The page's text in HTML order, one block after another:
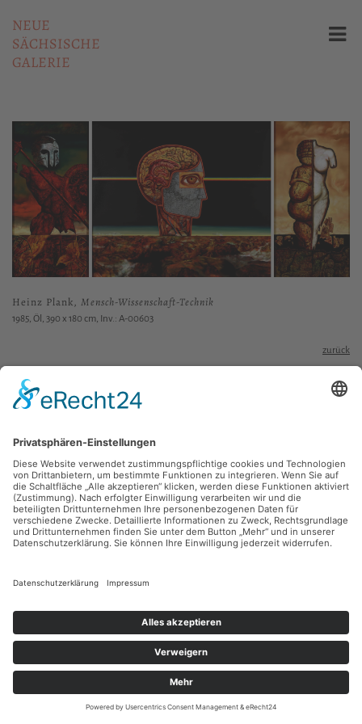
NEUE
SÄCHSISCHE
GALERIE
Heinz Plank, Mensch-Wissenschaft-Technik
1985, Öl, 390 x 180 cm, Inv.: A-00603
zurück
Sie haben Fragen?
Bitte schreiben Sie an sammlung@kunsthuette.de
Kontakt
Newsletter
Datenschutz
Impressum
Facebook
Instagram
Youtube